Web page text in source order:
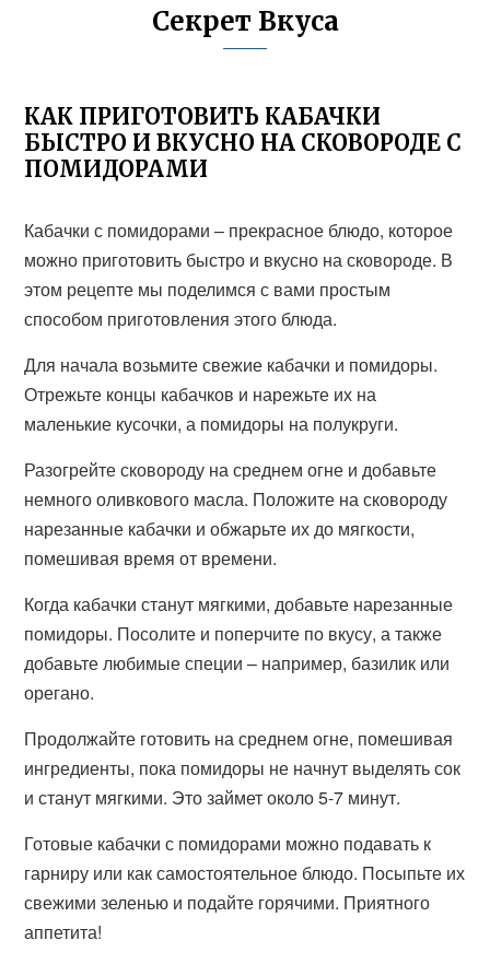
Секрет Вкуса
КАК ПРИГОТОВИТЬ КАБАЧКИ
БЫСТРО И ВКУСНО НА СКОВОРОДЕ С
ПОМИДОРАМИ
Кабачки с помидорами – прекрасное блюдо, которое
можно приготовить быстро и вкусно на сковороде. В
этом рецепте мы поделимся с вами простым
способом приготовления этого блюда.
Для начала возьмите свежие кабачки и помидоры.
Отрежьте концы кабачков и нарежьте их на
маленькие кусочки, а помидоры на полукруги.
Разогрейте сковороду на среднем огне и добавьте
немного оливкового масла. Положите на сковороду
нарезанные кабачки и обжарьте их до мягкости,
помешивая время от времени.
Когда кабачки станут мягкими, добавьте нарезанные
помидоры. Посолите и поперчите по вкусу, а также
добавьте любимые специи – например, базилик или
орегано.
Продолжайте готовить на среднем огне, помешивая
ингредиенты, пока помидоры не начнут выделять сок
и станут мягкими. Это займет около 5-7 минут.
Готовые кабачки с помидорами можно подавать к
гарниру или как самостоятельное блюдо. Посыпьте их
свежими зеленью и подайте горячими. Приятного
аппетита!